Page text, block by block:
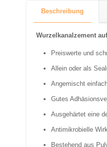
Beschreibung
Wurzelkanalzement
Preiswerte und
Allein oder als
Angemischt
Gutes
Ausgehärtet eine
Antimikrobielle
Bestehend aus